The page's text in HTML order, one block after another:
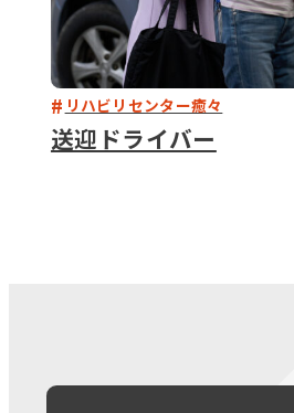
リハビリセンター癒々
送迎ドライバー